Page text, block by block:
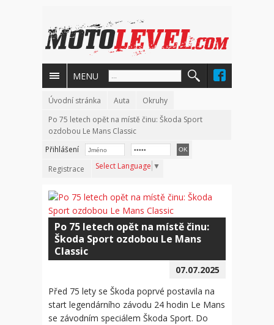
MENU
Úvodní stránka Auta
Okruhy
Po 75 letech opět na místě činu: Škoda Sport
ozdobou Le Mans Classic
Přihlášení
Registrace
Select Language ▼
Po 75 letech opět na místě činu:
Škoda Sport ozdobou Le Mans
Classic
07.07.2025
Před 75 lety se Škoda poprvé postavila na
start legendárního závodu 24 hodin Le Mans
se závodním speciálem Škoda Sport. Do